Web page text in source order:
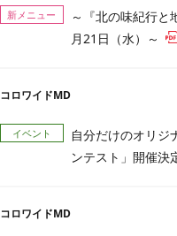
新メニュー
～『北の味紀行
月21日（水）～
コロワイドMD
イベント
自分だけのオリジ
ンテスト」開催決
コロワイドMD